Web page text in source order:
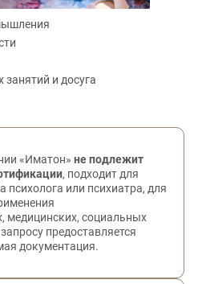
занятий и досуга
«Иматон» не подлежит
, подходит для
психолога или психиатра, для
медицинских, социальных
предоставляется
документация.